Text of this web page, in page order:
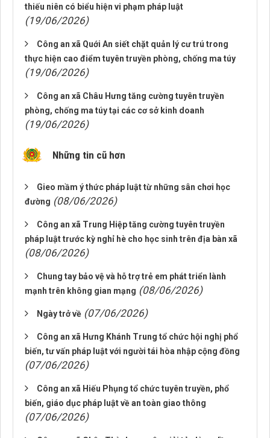
thiếu niên có biểu hiện vi phạm pháp luật
(19/06/2026)
Công an xã Quới An siết chặt quản lý cư trú trong
thực hiện cao điểm tuyên truyền phòng, chống ma túy
(19/06/2026)
Công an xã Châu Hưng tăng cường tuyên truyền
phòng, chống ma túy tại các cơ sở kinh doanh
(19/06/2026)
Những tin cũ hơn
Gieo mầm ý thức pháp luật từ những sân chơi học
đường (08/06/2026)
Công an xã Trung Hiệp tăng cường tuyên truyền
pháp luật trước kỳ nghỉ hè cho học sinh trên địa bàn xã
(08/06/2026)
Chung tay bảo vệ và hỗ trợ trẻ em phát triển lành
mạnh trên không gian mạng (08/06/2026)
Ngày trở về (07/06/2026)
Công an xã Hưng Khánh Trung tổ chức hội nghị phổ
biến, tư vấn pháp luật với người tái hòa nhập cộng đồng
(07/06/2026)
Công an xã Hiếu Phụng tổ chức tuyên truyền, phổ
biến, giáo dục pháp luật về an toàn giao thông
(07/06/2026)